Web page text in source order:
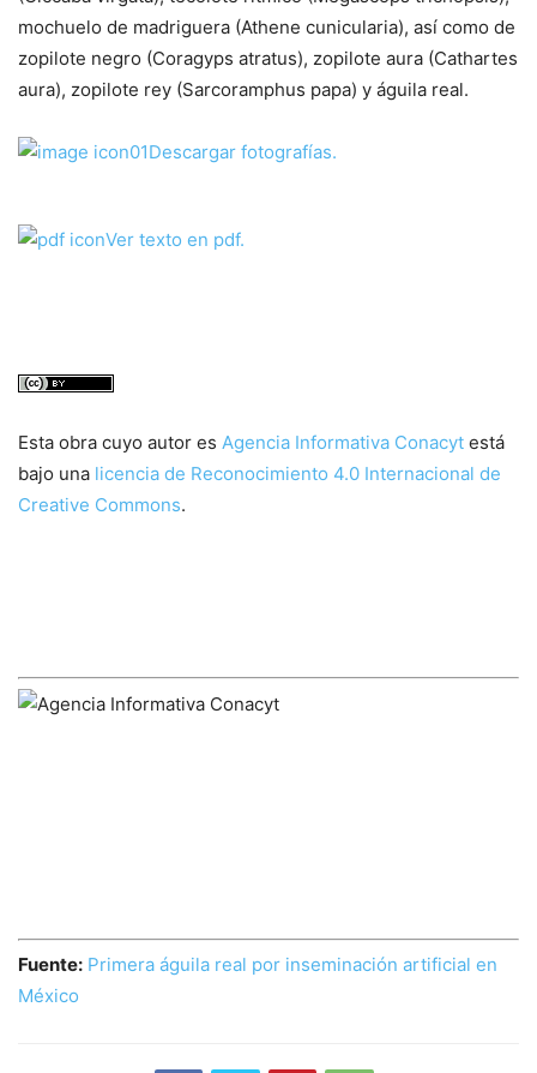
mochuelo de madriguera (Athene cunicularia), así como de
zopilote negro (Coragyps atratus), zopilote aura (Cathartes
aura), zopilote rey (Sarcoramphus papa) y águila real.
Descargar fotografías.
Ver texto en pdf.
Esta obra cuyo autor es Agencia Informativa Conacyt está
bajo una licencia de Reconocimiento 4.0 Internacional de
Creative Commons.
Fuente: Primera águila real por inseminación artificial en
México